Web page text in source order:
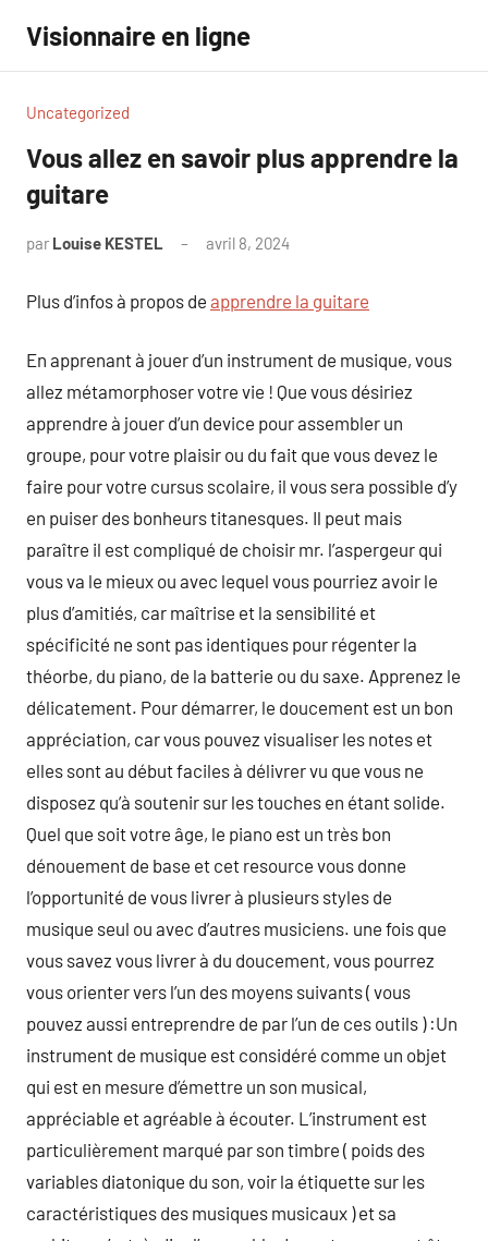
contenu
Visionnaire en ligne
Uncategorized
Vous allez en savoir plus apprendre la
guitare
par Louise KESTEL avril 8, 2024
Plus d’infos à propos de apprendre la guitare
En apprenant à jouer d’un instrument de musique, vous
allez métamorphoser votre vie ! Que vous désiriez
apprendre à jouer d’un device pour assembler un
groupe, pour votre plaisir ou du fait que vous devez le
faire pour votre cursus scolaire, il vous sera possible d’y
en puiser des bonheurs titanesques. Il peut mais
paraître il est compliqué de choisir mr. l’aspergeur qui
vous va le mieux ou avec lequel vous pourriez avoir le
plus d’amitiés, car maîtrise et la sensibilité et
spécificité ne sont pas identiques pour régenter la
théorbe, du piano, de la batterie ou du saxe. Apprenez le
délicatement. Pour démarrer, le doucement est un bon
appréciation, car vous pouvez visualiser les notes et
elles sont au début faciles à délivrer vu que vous ne
disposez qu’à soutenir sur les touches en étant solide.
Quel que soit votre âge, le piano est un très bon
dénouement de base et cet resource vous donne
l’opportunité de vous livrer à plusieurs styles de
musique seul ou avec d’autres musiciens. une fois que
vous savez vous livrer à du doucement, vous pourrez
vous orienter vers l’un des moyens suivants ( vous
pouvez aussi entreprendre de par l’un de ces outils ) :Un
instrument de musique est considéré comme un objet
qui est en mesure d’émettre un son musical,
appréciable et agréable à écouter. L’instrument est
particulièrement marqué par son timbre ( poids des
variables diatonique du son, voir la étiquette sur les
caractéristiques des musiques musicaux ) et sa